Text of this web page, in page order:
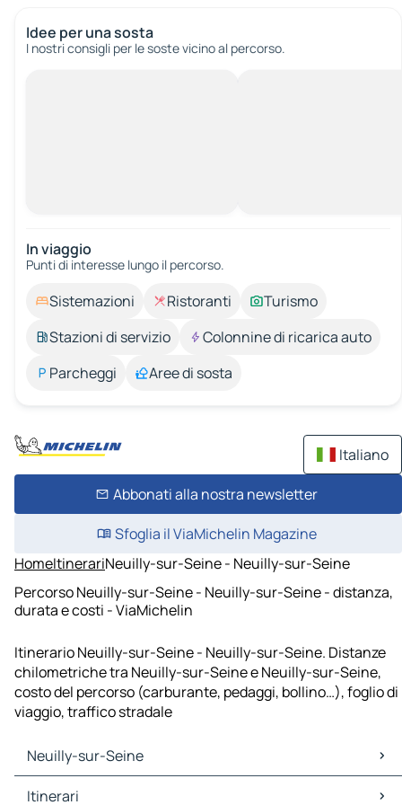
Idee per una sosta
I nostri consigli per le soste vicino al percorso.
In viaggio
Punti di interesse lungo il percorso.
Sistemazioni Ristoranti
Turismo
Stazioni di servizio
Colonnine di ricarica auto
Parcheggi
Aree di sosta
Italiano
Abbonati alla nostra newsletter
Sfoglia il ViaMichelin Magazine
HomeItinerariNeuilly-sur-Seine - Neuilly-sur-Seine
Percorso Neuilly-sur-Seine - Neuilly-sur-Seine - distanza,
durata e costi - ViaMichelin
Itinerario Neuilly-sur-Seine - Neuilly-sur-Seine. Distanze
chilometriche tra Neuilly-sur-Seine e Neuilly-sur-Seine,
costo del percorso (carburante, pedaggi, bollino…), foglio di
viaggio, traffico stradale
Neuilly-sur-Seine
Neuilly-sur-Seine Mappe Piantine
Itinerari